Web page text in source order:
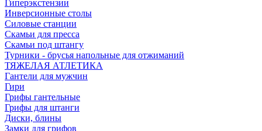
Гиперэкстензии
Инверсионные столы
Силовые станции
Скамьи для пресса
Скамьи под штангу
Турники - брусья напольные для отжиманий
ТЯЖЕЛАЯ АТЛЕТИКА
Гантели для мужчин
Гири
Грифы гантельные
Грифы для штанги
Диски, блины
Замки для грифов